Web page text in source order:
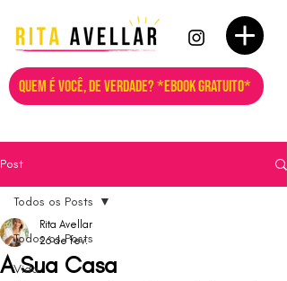
QUEM É VOCÊ, DE VERDADE? *EBOOK GRATUITO*
Post
Todos os Posts
Vida
Todos os Posts
A Sua Casa
Rita Avellar
26 de fev.